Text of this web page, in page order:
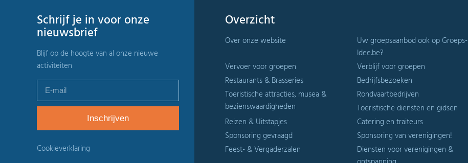
Schrijf je in voor onze
nieuwsbrief
Blijf op de hoogte van al onze nieuwe
activiteiten
Cookieverklaring
Overzicht
Over onze website
Uw groepsaanbod ook op Groeps-
Idee.be?
Vervoer voor groepen
Verblijf voor groepen
Restaurants & Brasseries
Bedrijfsbezoeken
Toeristische attracties, musea &
bezienswaardigheden
Rondvaartbedrijven
Toeristische diensten en gidsen
Reizen & Uitstapjes
Catering en traiteurs
Sponsoring gevraagd
Sponsoring van verenigingen!
Feest- & Vergaderzalen
Diensten voor verenigingen &